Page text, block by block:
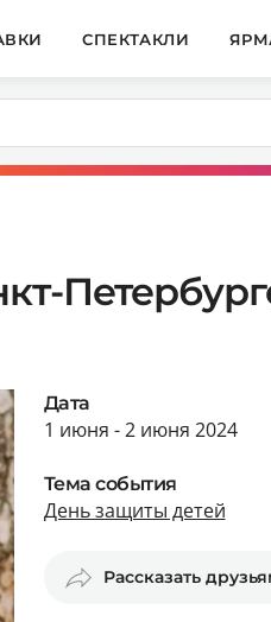
СПЕКТАКЛИ
Дата
1 июня - 2 июня 2024
Тема события
День защиты детей
Рассказать